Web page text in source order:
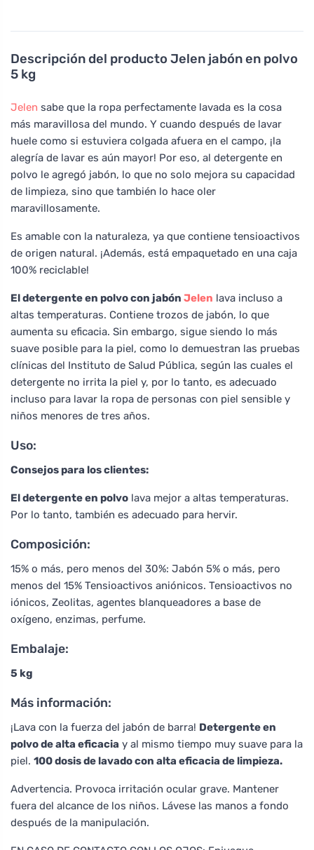
Descripción del producto Jelen jabón en polvo
5 kg
Jelen sabe que la ropa perfectamente lavada es la cosa
más maravillosa del mundo. Y cuando después de lavar
huele como si estuviera colgada afuera en el campo, ¡la
alegría de lavar es aún mayor! Por eso, al detergente en
polvo le agregó jabón, lo que no solo mejora su capacidad
de limpieza, sino que también lo hace oler
maravillosamente.
Es amable con la naturaleza, ya que contiene tensioactivos
de origen natural. ¡Además, está empaquetado en una caja
100% reciclable!
El detergente en polvo con jabón Jelen lava incluso a
altas temperaturas. Contiene trozos de jabón, lo que
aumenta su eficacia. Sin embargo, sigue siendo lo más
suave posible para la piel, como lo demuestran las pruebas
clínicas del Instituto de Salud Pública, según las cuales el
detergente no irrita la piel y, por lo tanto, es adecuado
incluso para lavar la ropa de personas con piel sensible y
niños menores de tres años.
Uso:
Consejos para los clientes:
El detergente en polvo lava mejor a altas temperaturas.
Por lo tanto, también es adecuado para hervir.
Composición:
15% o más, pero menos del 30%: Jabón 5% o más, pero
menos del 15% Tensioactivos aniónicos. Tensioactivos no
iónicos, Zeolitas, agentes blanqueadores a base de
oxígeno, enzimas, perfume.
Embalaje:
5 kg
Más información:
¡Lava con la fuerza del jabón de barra! Detergente en
polvo de alta eficacia y al mismo tiempo muy suave para la
piel. 100 dosis de lavado con alta eficacia de limpieza.
Advertencia. Provoca irritación ocular grave. Mantener
fuera del alcance de los niños. Lávese las manos a fondo
después de la manipulación.